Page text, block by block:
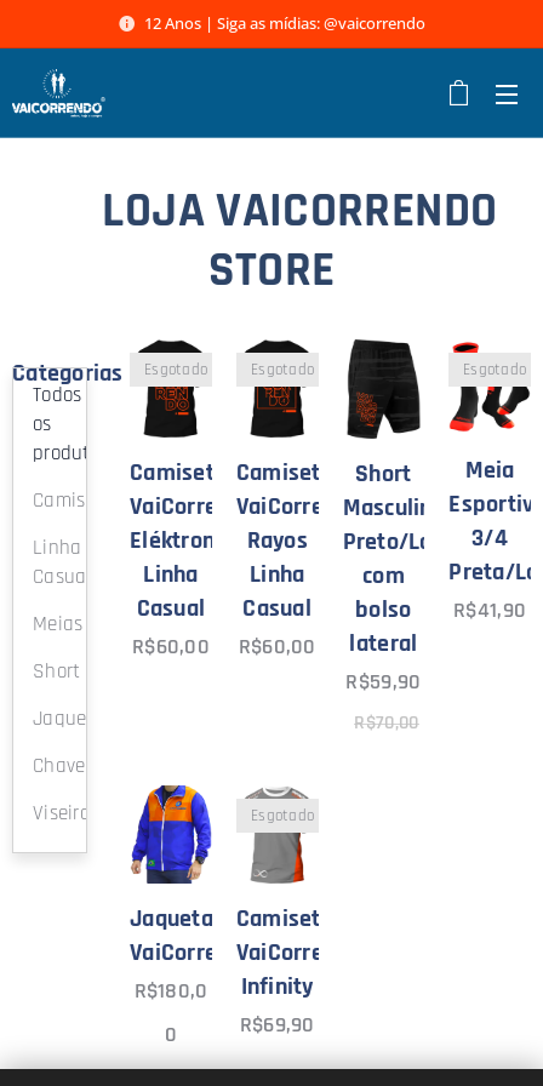
12 Anos | Siga as mídias: @vaicorrendo
LOJA VAICORRENDO
STORE
Categorias
Todos
os
produtos
Camiseta
Linha
Casual
Meias
Short
Jaqueta
Chaveiro
Viseira
Camiseta
VaiCorrendo.com
Eléktron
Linha
Casual
Esgotado
R$60,00
Camiseta
VaiCorrendo.com
Rayos
Linha
Casual
Esgotado
R$60,00
Short
Masculino
Preto/Laranja
com
bolso
lateral
R$59,90
R$70,00
Meia
3/4
Preta/
Esgotado
R$41,90
Jaqueta
VaiCorrendo.com
R$180,0
0
Camiseta
VaiCorrendo.com
Infinity
Esgotado
R$69,90